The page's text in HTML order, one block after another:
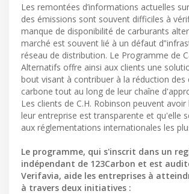
Les remontées d’informations actuelles
des émissions sont souvent difficiles à
manque de disponibilité de carburants
marché est souvent lié à un défaut
réseau de distribution. Le Programme de
Alternatifs offre ainsi aux clients une
bout visant à contribuer à la réduction des
carbone tout au long de leur chaîne
Les clients de C.H. Robinson peuvent
leur entreprise est transparente et qu'elle
aux réglementations internationales les
Le programme, qui s'inscrit dans un
indépendant de 123Carbon et est
Verifavia, aide les entreprises à
à travers deux initiatives :